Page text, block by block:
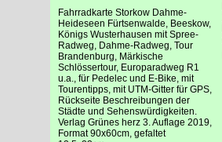
Fahrradkarte Storkow Dahme-
Heideseen Fürtsenwalde, Beeskow,
Königs Wusterhausen mit Spree-
Radweg, Dahme-Radweg, Tour
Brandenburg, Märkische
Schlössertour, Europaradweg R1
u.a., für Pedelec und E-Bike, mit
Tourentipps, mit UTM-Gitter für GPS,
Rückseite Beschreibungen der
Städte und Sehenswürdigkeiten.
Verlag Grünes herz 3. Auflage 2019,
Format 90x60cm, gefaltet